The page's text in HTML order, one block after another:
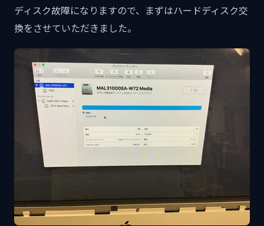
ディスク故障になりますので、まずはハードディスク交
換をさせていただきました。